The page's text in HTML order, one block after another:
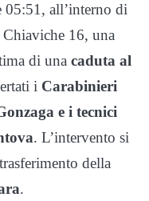
05:51, all’interno di
16, una
di una caduta al
i Carabinieri
e i tecnici
. L’intervento si
della
.